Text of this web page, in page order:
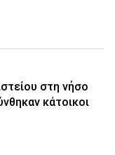
στη νήσο
κάτοικοι